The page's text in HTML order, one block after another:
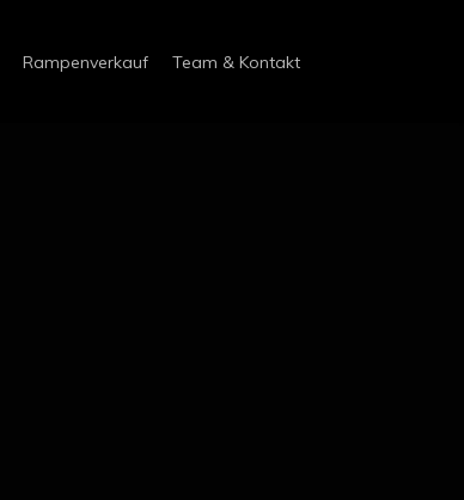
Rampenverkauf Team & Kontakt